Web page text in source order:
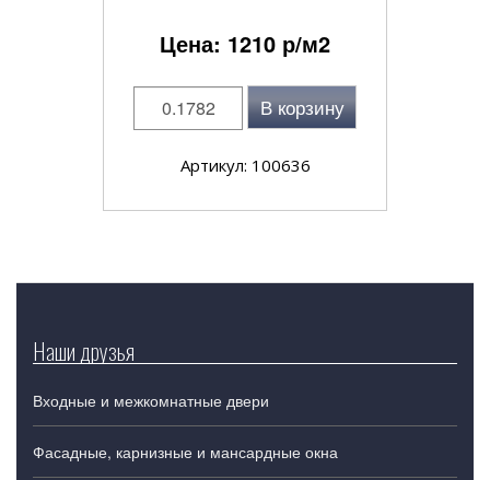
Цена: 1210 р/м2
В корзину
Артикул: 100636
Наши друзья
Входные и межкомнатные двери
Фасадные, карнизные и мансардные окна